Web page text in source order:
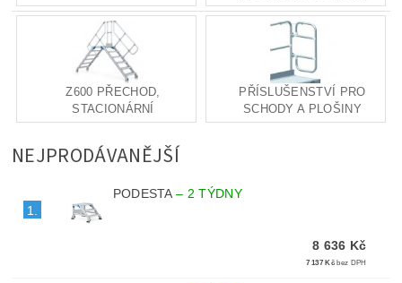
Z600 PŘECHOD,
STACIONÁRNÍ
PŘÍSLUŠENSTVÍ PRO
SCHODY A PLOŠINY
NEJPRODÁVANĚJŠÍ
1.
PODESTA– 2 TÝDNY
8 636 Kč
7 137 Kč bez DPH